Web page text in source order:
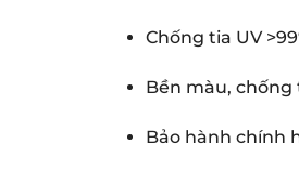
Chống tia UV
Bền màu,
Bảo hành chính